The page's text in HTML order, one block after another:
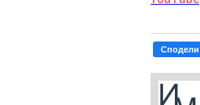
Сподели